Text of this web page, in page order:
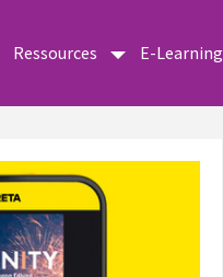
Ressources E-Learning